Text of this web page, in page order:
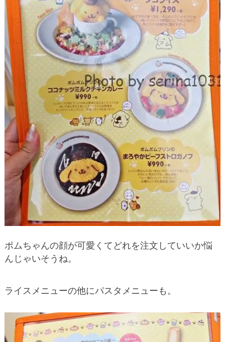
ポムちゃんの顔が可愛くてどれを注文していいか悩
んじゃいそうね。
ライスメニューの他にパスタメニューも。